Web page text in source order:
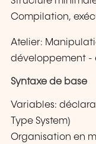
Compilation,
Atelier:
développement -
Syntaxe de base
Variables:
Type System)
Organisation en